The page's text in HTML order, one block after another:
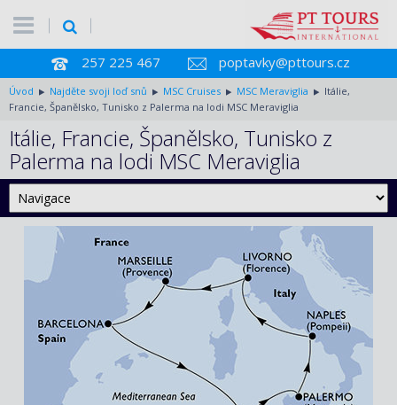
257 225 467 poptavky@pttours.cz
Úvod Najděte svoji loď snů MSC Cruises MSC Meraviglia
Itálie,
Francie, Španělsko, Tunisko z Palerma na lodi MSC Meraviglia
Itálie, Francie, Španělsko, Tunisko z
Palerma na lodi MSC Meraviglia